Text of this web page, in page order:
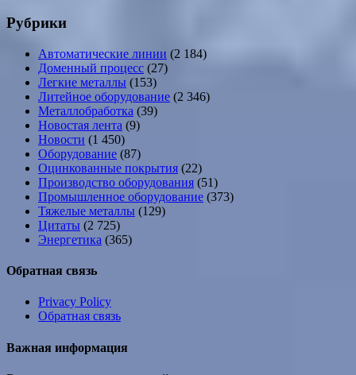
Рубрики
Автоматические линии (2 184)
Доменный процесс (27)
Легкие металлы (153)
Литейное оборудование (2 346)
Металлобработка (39)
Новостая лента (9)
Новости (1 450)
Оборудование (87)
Оцинкованные покрытия (22)
Производство оборудования (51)
Промышленное оборудование (373)
Тяжелые металлы (129)
Цитаты (2 725)
Энергетика (365)
Обратная связь
Privacy Policy
Обратная связь
Важная информация